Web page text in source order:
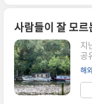
요.
케
곳
스
테
아
사람들이 잘 모
지
공
을
에
츠
여
해